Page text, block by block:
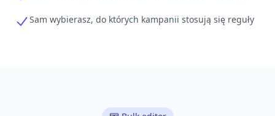
Sam wybierasz, do których kampanii stosują się reguły